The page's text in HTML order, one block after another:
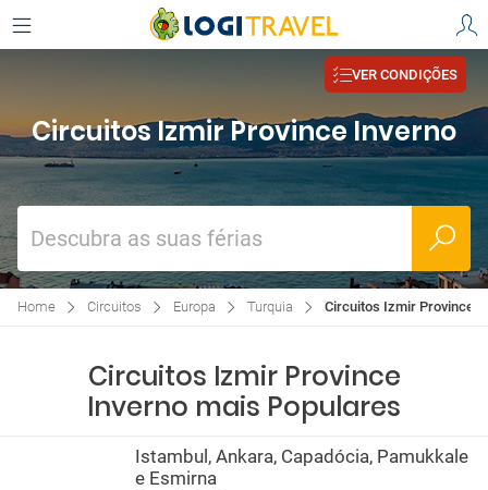
VER CONDIÇÕES
Circuitos Izmir Province Inverno
Descubra as suas férias
Home Circuitos Europa Turquia Circuitos Izmir Province
Circuitos Izmir Province
Inverno mais Populares
Istambul, Ankara, Capadócia, Pamukkale
e Esmirna